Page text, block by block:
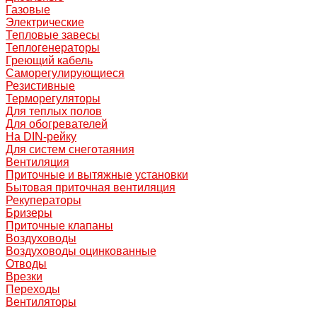
Газовые
Электрические
Тепловые завесы
Теплогенераторы
Греющий кабель
Саморегулирующиеся
Резистивные
Терморегуляторы
Для теплых полов
Для обогревателей
На DIN-рейку
Для систем снеготаяния
Вентиляция
Приточные и вытяжные установки
Бытовая приточная вентиляция
Рекуператоры
Бризеры
Приточные клапаны
Воздуховоды
Воздуховоды оцинкованные
Отводы
Врезки
Переходы
Вентиляторы